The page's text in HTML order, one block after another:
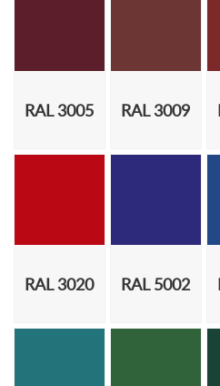
RAL 3005 RAL 3009
RAL 3020 RAL 5002